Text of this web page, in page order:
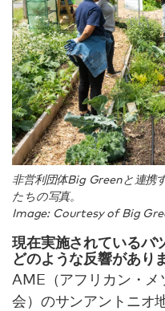
非営利団体Big Greenと連携
たちの写真。
Image: Courtesy of Big
現在実施されているバ
どのような反響があり
AME（アフリカン・メ
会）のサンアントニオ